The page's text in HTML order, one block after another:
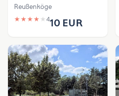
Reußenköge
★ ★ ★ ★ ★ 410 EUR